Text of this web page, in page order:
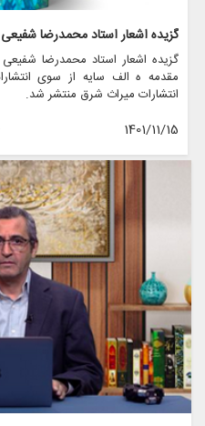
گزیده اشعار استاد محمدرضا
گزیده اشعار استاد محمدرضا
مقدمه ه الف سایه از سوی
انتشارات میراث شرق منتشر شد.
1401/11/15